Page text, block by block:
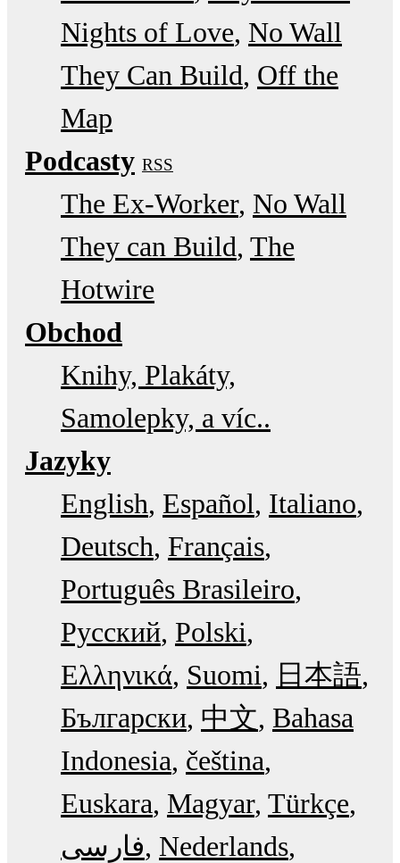
Nights of Love No Wall
They Can Build Off the
Map
Podcasty RSS
The Ex-Worker No Wall
They can Build The
Hotwire
Obchod
Knihy, Plakáty,
Samolepky, a víc..
Jazyky
English Español Italiano
Deutsch Français
Português Brasileiro
Русский Polski
Ελληνικά Suomi
日本語
Български 中文 Bahasa
Indonesia čeština
Euskara Magyar Türkçe
فارسی Nederlands